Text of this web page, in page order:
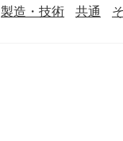
製造・技術 共通